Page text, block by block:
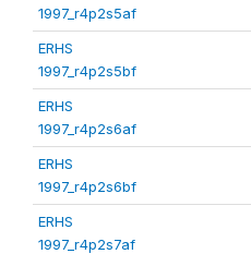
1997_r4p2s5af
ERHS
1997_r4p2s5bf
ERHS
1997_r4p2s6af
ERHS
1997_r4p2s6bf
ERHS
1997_r4p2s7af